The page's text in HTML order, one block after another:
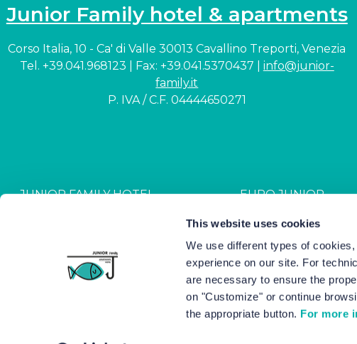
This website uses cookies
We use different types of
experience on our site. For
are necessary to ensure the
on "Customize" or continue
the appropriate button. For more
Junior Family hotel & apartments
Corso Italia, 10 - Ca' di Valle 30013 Cavallino Treporti, Venezia
Tel. +39.041.968123 | Fax: +39.041.5370437 | info@junior-
family.it
P. IVA / C.F. 04444650271
JUNIOR FAMILY HOTEL
EURO JUNIOR
Hotel Junior © 2000-2026 Hotel